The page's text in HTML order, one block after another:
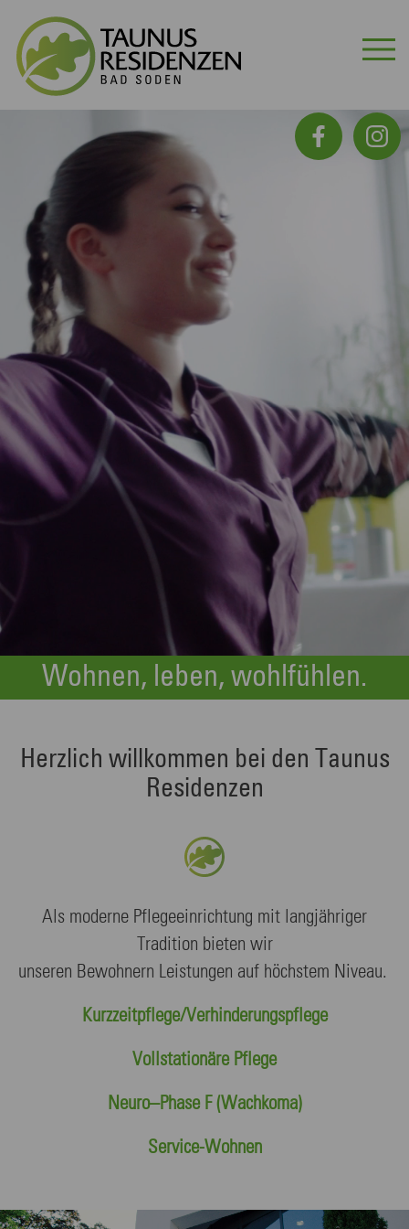
Wohnen, leben, wohlfühlen.
Herzlich willkommen bei den Taunus
Residenzen
Als moderne Pflegeeinrichtung mit langjähriger
Tradition bieten wir
unseren Bewohnern Leistungen auf höchstem Niveau.
Kurzzeitpflege/Verhinderungspflege
Vollstationäre Pflege
Neuro–Phase F (Wachkoma)
Service-Wohnen